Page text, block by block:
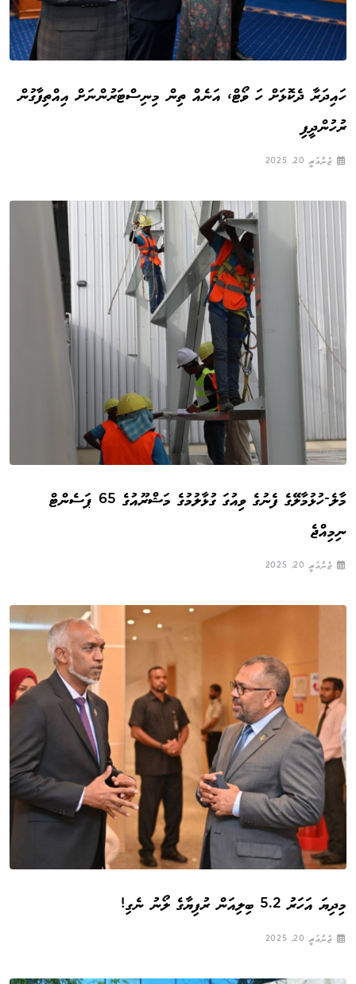
ހައިދަރާ ދެކޮޅަށް ހަ ވޯޓް، އަނެއް ތިން މިނިސްޓަރުންނަށް އިއްތިފާގުން
ރުހުންދީފި
ޖެނުއަރީ 20, 2025
މާލެ-ހުޅުމާލޭގެ ފެނުގެ ވިއުގަ ގުޅާލުމުގެ މަޝްރޫއުގެ 65 ޕަސެންޓް
ނިމިއްޖެ
ޖެނުއަރީ 20, 2025
މިދިޔަ އަހަރު 5.2 ބިލިއަން ރުފިޔާގެ ލޯނު ނެގި!
ޖެނުއަރީ 20, 2025